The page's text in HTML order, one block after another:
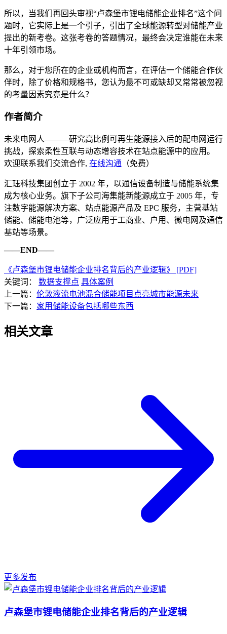
所以，当我们再回头审视“卢森堡市锂电储能企业排名”这个问
题时，它实际上是一个引子，引出了全球能源转型对储能产业
提出的新考卷。这张考卷的答题情况，最终会决定谁能在未来
十年引领市场。
那么，对于您所在的企业或机构而言，在评估一个储能合作伙
伴时，除了价格和规格书，您认为最不可或缺却又常常被忽视
的考量因素究竟是什么？
作者简介
未来电网人———研究高比例可再生能源接入后的配电网运行
挑战，探索柔性互联与动态增容技术在站点能源中的应用。
欢迎联系我们交流合作, 在线沟通 （免费）
汇珏科技集团创立于 2002 年，以通信设备制造与储能系统集
成为核心业务。旗下子公司海集能新能源成立于 2005 年，专
注数字能源解决方案、站点能源产品及 EPC 服务，主营基站
储能、储能电池等，广泛应用于工商业、户用、微电网及通信
基站等场景。
——END——
《卢森堡市锂电储能企业排名背后的产业逻辑》 [PDF]
关键词： 数据支撑点 具体案例
上一篇： 伦敦液流电池混合储能项目点亮城市能源未来
下一篇： 家用储能设备包括哪些东西
相关文章
更多发布
卢森堡市锂电储能企业排名背后的产业逻辑